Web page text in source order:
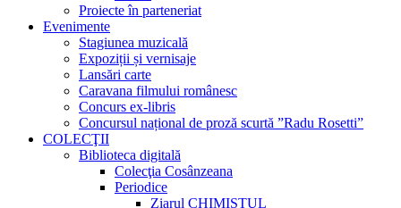
Proiecte în parteneriat
Evenimente
Stagiunea muzicală
Expoziții și vernisaje
Lansări carte
Caravana filmului românesc
Concurs ex-libris
Concursul național de proză scurtă ”Radu Rosetti”
COLECŢII
Biblioteca digitală
Colecţia Cosânzeana
Periodice
Ziarul CHIMISTUL